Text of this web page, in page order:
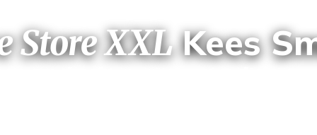
Store XXLKees
buiten en maak